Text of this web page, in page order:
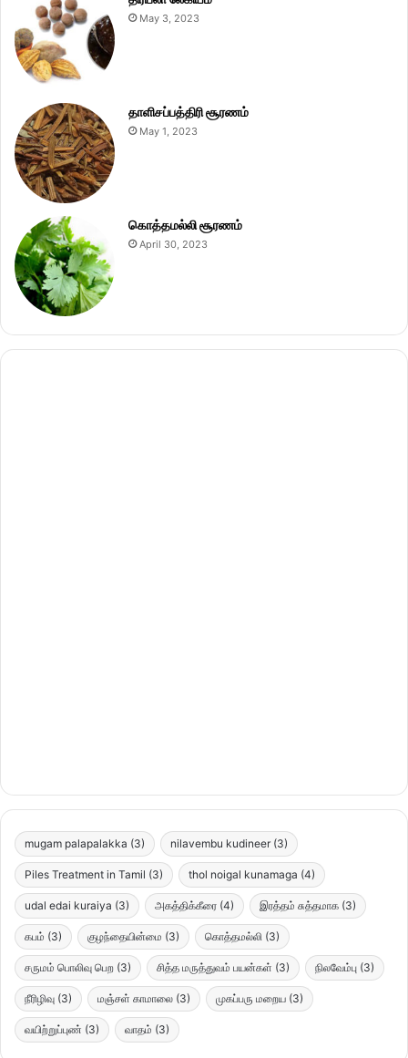
May 3, 2023
தாளிசப்பத்திரி சூரணம்
May 1, 2023
கொத்தமல்லி சூரணம்
April 30, 2023
mugam palapalakka (3) nilavembu kudineer (3)
Piles Treatment in Tamil (3) thol noigal kunamaga (4)
udal edai kuraiya (3) அகத்திக்கீரை (4) இரத்தம் சுத்தமாக (3)
கபம் (3) குழந்தையின்மை (3) கொத்தமல்லி (3)
சருமம் பொலிவு பெற (3) சித்த மருத்துவம் பயன்கள் (3) நிலவேம்பு (3)
நீரிழிவு (3) மஞ்சள் காமாலை (3) முகப்பரு மறைய (3)
வயிற்றுப்புண் (3) வாதம் (3)